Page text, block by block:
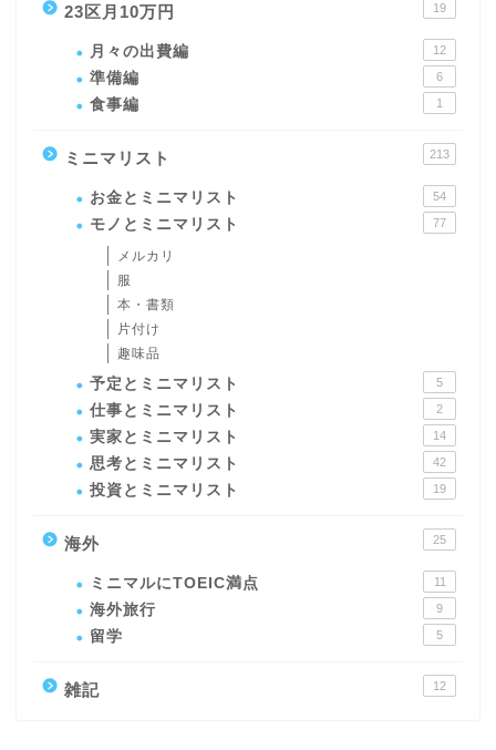
23区月10万円 19
月々の出費編 12
準備編 6
食事編 1
ミニマリスト 213
お金とミニマリスト 54
モノとミニマリスト 77
メルカリ
服
本・書類
片付け
趣味品
予定とミニマリスト 5
仕事とミニマリスト 2
実家とミニマリスト 14
思考とミニマリスト 42
投資とミニマリスト 19
海外 25
ミニマルにTOEIC満点 11
海外旅行 9
留学 5
雑記 12